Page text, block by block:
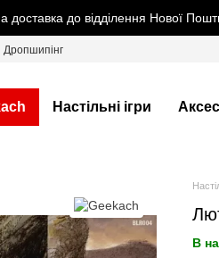
доставка до відділення Нової
Дропшипінг
Настільні ігри
В